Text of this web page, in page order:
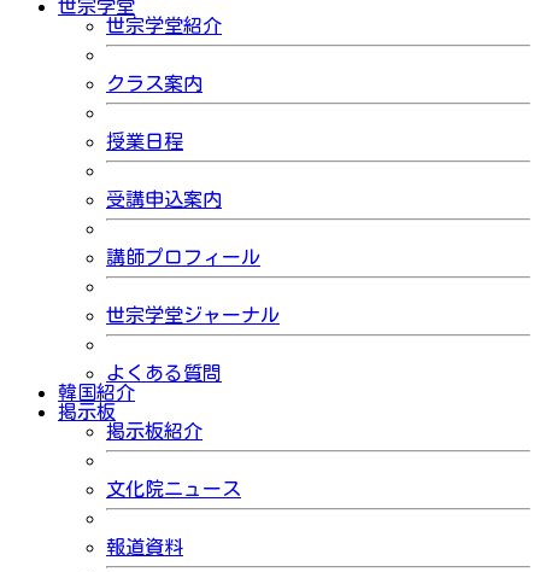
世宗学堂
世宗学堂紹介
クラス案内
授業日程
受講申込案内
講師プロフィール
世宗学堂ジャーナル
よくある質問
韓国紹介
掲示板
掲示板紹介
文化院ニュース
報道資料